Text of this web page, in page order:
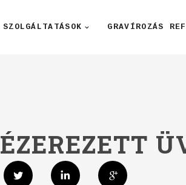
SZOLGÁLTATÁSOK GRAVÍROZÁS